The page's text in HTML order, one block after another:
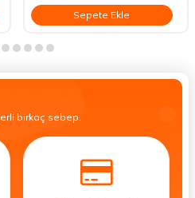
Sepete Ekle
birkaç sebep.